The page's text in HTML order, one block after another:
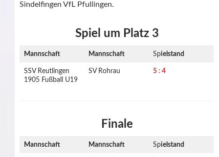
Sindelfingen VfL Pfullingen.
Spiel um Platz 3
Mannschaft Mannschaft Spielstand
SSV Reutlingen
1905 Fußball U19
SV Rohrau 5 : 4
Finale
Mannschaft Mannschaft Spielstand